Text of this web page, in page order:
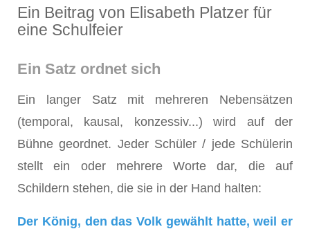
Ein Beitrag von Elisabeth Platzer für
eine Schulfeier
Ein Satz ordnet sich
Ein langer Satz mit mehreren Nebensätzen
(temporal, kausal, konzessiv...) wird auf der
Bühne geordnet. Jeder Schüler / jede Schülerin
stellt ein oder mehrere Worte dar, die auf
Schildern stehen, die sie in der Hand halten:
Der König, den das Volk gewählt hatte, weil er